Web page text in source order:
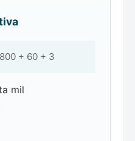
+ 60 + 3
mil